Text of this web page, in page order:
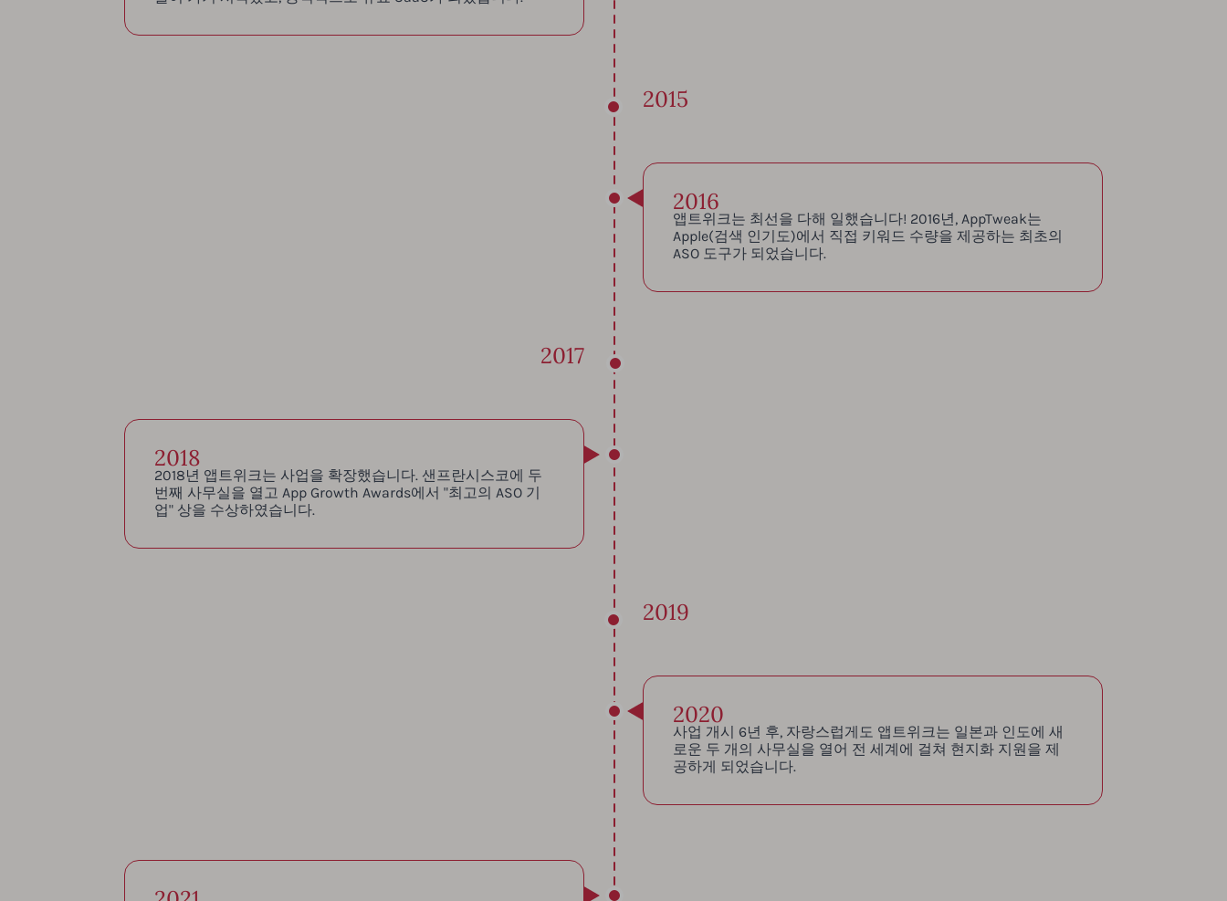
2015
2016
앱트위크는 최선을 다해 일했습니다! 2016년, AppTweak는
Apple(검색 인기도)에서 직접 키워드 수량을 제공하는 최초의
ASO 도구가 되었습니다.
2017
2018
2018년 앱트위크는 사업을 확장했습니다. 샌프란시스코에 두
번째 사무실을 열고 App Growth Awards에서 "최고의 ASO 기
업" 상을 수상하였습니다.
2019
2020
사업 개시 6년 후, 자랑스럽게도 앱트위크는 일본과 인도에 새
로운 두 개의 사무실을 열어 전 세계에 걸쳐 현지화 지원을 제
공하게 되었습니다.